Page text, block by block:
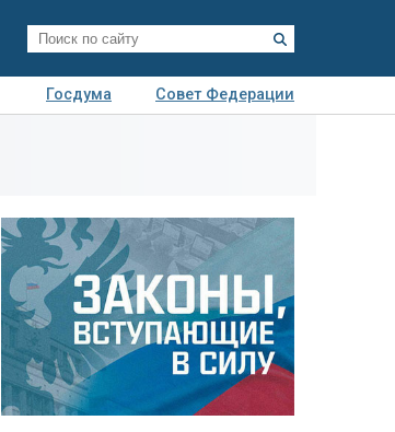
Госдума
Совет Федерации